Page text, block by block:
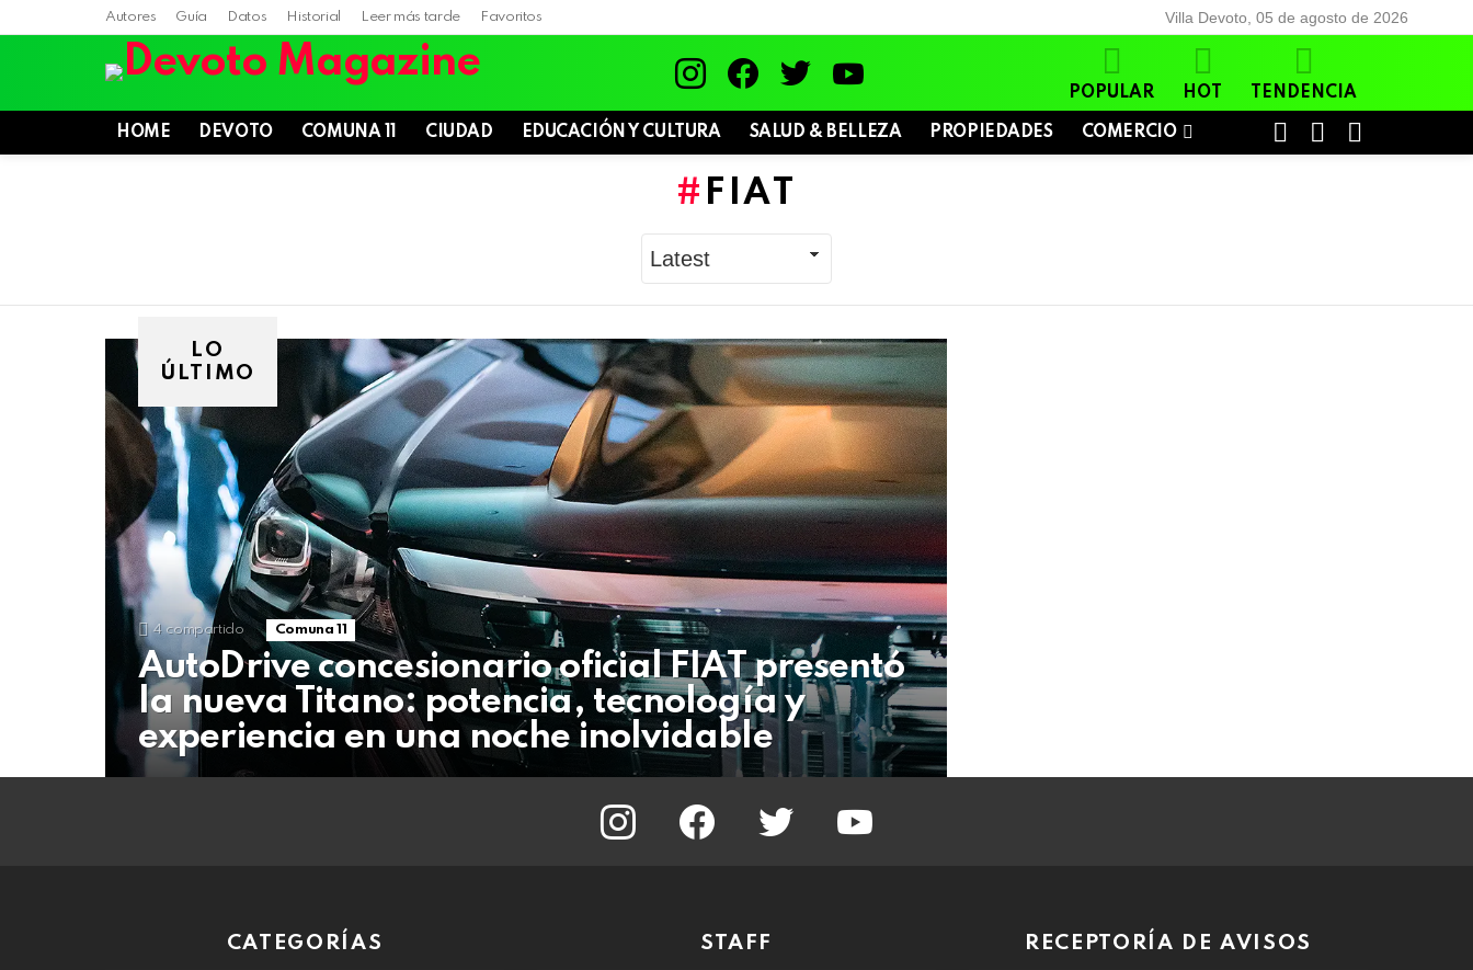
Autores Guía Datos Historial Leer más tarde Favoritos Villa Devoto, 05 de agosto de 2026
POPULAR HOT TENDENCIA
HOME DEVOTO COMUNA 11 CIUDAD EDUCACIÓN Y CULTURA SALUD & BELLEZA PROPIEDADES COMERCIO
SWITCH
FIAT
LO
ÚLTIMO
4 compartido Comuna 11
AutoDrive concesionario oficial FIAT presentó
la nueva Titano: potencia, tecnología y
experiencia en una noche inolvidable
instagram facebook twitter
CATEGORÍAS STAFF RECEPTORÍA DE AVISOS
Villa
Devoto,
05
de
agosto
de
2026